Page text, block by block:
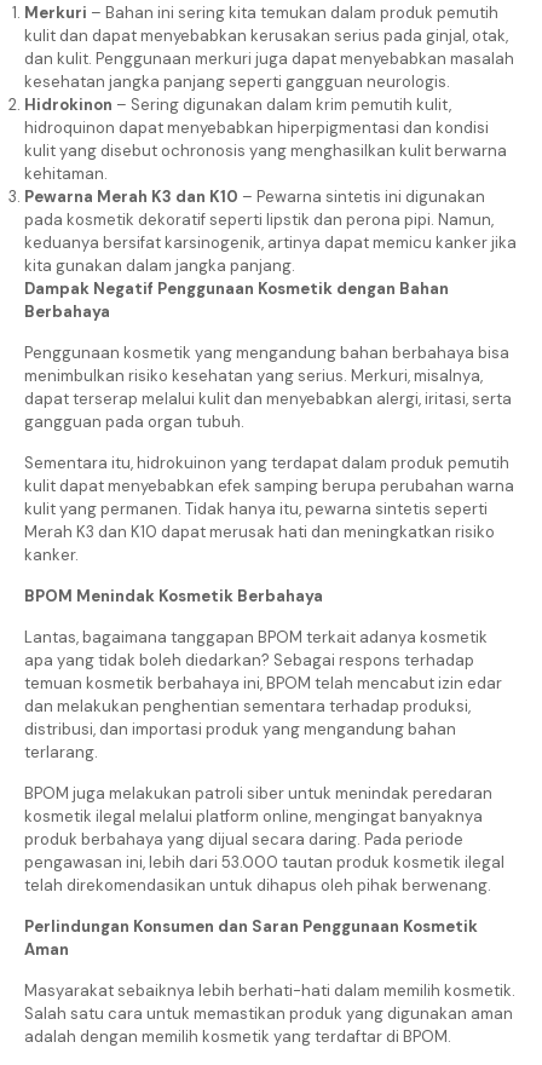
Merkuri – Bahan ini sering kita temukan dalam produk pemutih
kulit dan dapat menyebabkan kerusakan serius pada ginjal, otak,
dan kulit. Penggunaan merkuri juga dapat menyebabkan masalah
kesehatan jangka panjang seperti gangguan neurologis.
Hidrokinon – Sering digunakan dalam krim pemutih kulit,
hidroquinon dapat menyebabkan hiperpigmentasi dan kondisi
kulit yang disebut ochronosis yang menghasilkan kulit berwarna
kehitaman.
Pewarna Merah K3 dan K10 – Pewarna sintetis ini digunakan
pada kosmetik dekoratif seperti lipstik dan perona pipi. Namun,
keduanya bersifat karsinogenik, artinya dapat memicu kanker jika
kita gunakan dalam jangka panjang.
Dampak Negatif Penggunaan Kosmetik dengan Bahan
Berbahaya
Penggunaan kosmetik yang mengandung bahan berbahaya bisa
menimbulkan risiko kesehatan yang serius. Merkuri, misalnya,
dapat terserap melalui kulit dan menyebabkan alergi, iritasi, serta
gangguan pada organ tubuh.
Sementara itu, hidrokuinon yang terdapat dalam produk pemutih
kulit dapat menyebabkan efek samping berupa perubahan warna
kulit yang permanen. Tidak hanya itu, pewarna sintetis seperti
Merah K3 dan K10 dapat merusak hati dan meningkatkan risiko
kanker.
BPOM Menindak Kosmetik Berbahaya
Lantas, bagaimana tanggapan BPOM terkait adanya kosmetik
apa yang tidak boleh diedarkan? Sebagai respons terhadap
temuan kosmetik berbahaya ini, BPOM telah mencabut izin edar
dan melakukan penghentian sementara terhadap produksi,
distribusi, dan importasi produk yang mengandung bahan
terlarang.
BPOM juga melakukan patroli siber untuk menindak peredaran
kosmetik ilegal melalui platform online, mengingat banyaknya
produk berbahaya yang dijual secara daring. Pada periode
pengawasan ini, lebih dari 53.000 tautan produk kosmetik ilegal
telah direkomendasikan untuk dihapus oleh pihak berwenang.
Perlindungan Konsumen dan Saran Penggunaan Kosmetik
Aman
Masyarakat sebaiknya lebih berhati-hati dalam memilih kosmetik.
Salah satu cara untuk memastikan produk yang digunakan aman
adalah dengan memilih kosmetik yang terdaftar di BPOM.